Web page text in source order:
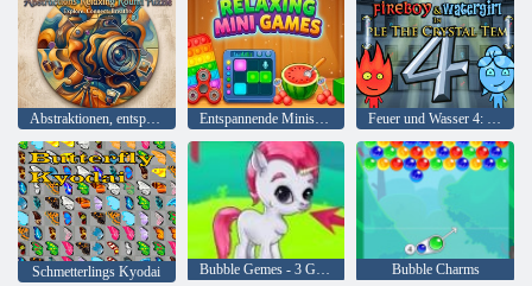
Abstraktionen, entspannendes rundes Puzzle Entspannende Minispiele Feuer und Wasser 4: Kristalltempel
Schmetterlings Kyodai Bubble Gemes - 3 Gewinnt Bubble Charms